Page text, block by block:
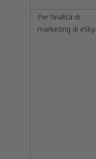
Per finalità di
marketing di eSky.